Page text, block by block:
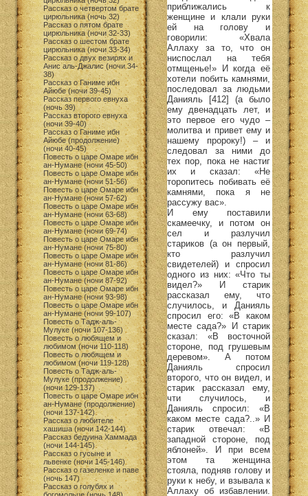
Рассказ о четвертом брате
цирюльника (ночь 32)
Рассказ о пятом брате
цирюльника (ночи 32-33)
Рассказ о шестом брате
цирюльника (ночи 33-34)
Рассказ о двух везирях и
Анис аль-Джалис (ночи 34-
38)
Рассказ о Ганиме ибн
Айюбе (ночи 39-45)
Рассказ первого евнуха
(ночь 39)
Рассказ второго евнуха
(ночи 39-40)
Рассказ о Ганиме ибн
Айюбе (продолжение)
(ночи 40-45)
Повесть о царе Омаре ибн
ан-Нумане (ночи 45-50)
Повесть о царе Омаре ибн
ан-Нумане (ночи 51-56)
Повесть о царе Омаре ибн
ан-Нумане (ночи 57-62)
Повесть о царе Омаре ибн
ан-Нумане (ночи 63-68)
Повесть о царе Омаре ибн
ан-Нумане (ночи 69-74)
Повесть о царе Омаре ибн
ан-Нумане (ночи 75-80)
Повесть о царе Омаре ибн
ан-Нумане (ночи 81-86)
Повесть о царе Омаре ибн
ан-Нумане (ночи 87-92)
Повесть о царе Омаре ибн
ан-Нумане (ночи 93-98)
Повесть о царе Омаре ибн
ан-Нумане (ночи 99-107)
Повесть о Тадж-аль-
Мулуке (ночи 107-136)
Повесть о любящем и
любимом (ночи 110-118)
Повесть о любящем и
любимом (ночи 119-128)
Повесть о Тадж-аль-
Мулуке (продолжение)
(ночи 129-137)
Повесть о царе Омаре ибн
ан-Нумане (продолжение)
(ночи 137-142)
Рассказ о любителе
хашиша (ночи 142-144)
Рассказ бедуина Хаммада
(ночи 144-145)
Рассказ о гусыне и
львенке (ночи 145-146)
Рассказ о газеленке и паве
(ночь 147)
Рассказ о голубях и
приближались к
женщине и клали руки
ей на голову и
говорили: «Хвала
Аллаху за то, что он
ниспослал на тебя
отмщенье!» И когда её
хотели побить камнями,
последовал за людьми
Данияль [412] (а было
ему двенадцать лет, и
это первое его чудо –
молитва и привет ему и
нашему пророку!) – и
следовал за ними до
тех пор, пока не настиг
их и сказал: «Не
торопитесь побивать её
камнями, пока я не
рассужу вас».
И ему поставили
скамеечку, и потом он
сел и разлучил
стариков (а он первый,
кто разлучил
свидетелей) и спросил
одного из них: «Что ты
видел?» И старик
рассказал ему, что
случилось, и Данияль
спросил его: «В каком
месте сада?» И старик
сказал: «В восточной
стороне, под грушевым
деревом». А потом
Данияль спросил
второго, что он видел, и
старик рассказал ему,
чти случилось, и
Данияль спросил: «В
каком месте сада?..» И
старик отвечал: «В
западной стороне, под
яблоней». И при всем
этом та женщина
стояла, подняв голову и
руки к небу, и взывала к
Аллаху об избавлении.